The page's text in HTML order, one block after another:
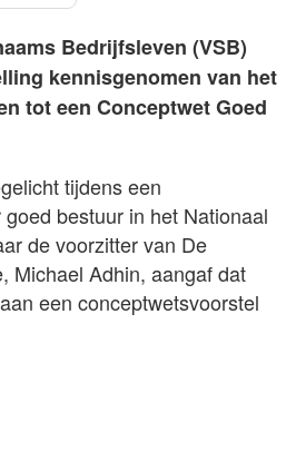
Bedrijfsleven (VSB)
kennisgenomen van het
tot een Conceptwet Goed
tijdens een
bestuur in het Nationaal
de voorzitter van De
Michael Adhin, aangaf dat
een conceptwetsvoorstel